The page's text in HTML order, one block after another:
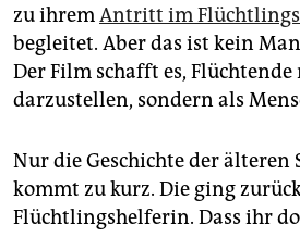
zu ihremAntritt im
begleitet. Aber das ist kein
Der Film schafft es,
darzustellen, sondern als
Nur die Geschichte der älteren
kommt zu kurz. Die ging
Flüchtlingshelferin. Dass ihr